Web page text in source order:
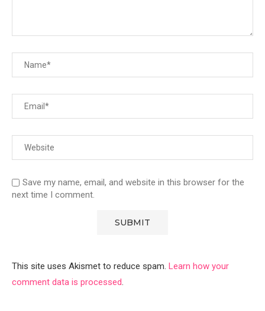
Save my name, email, and website in this browser for the
next time I comment.
This site uses Akismet to reduce spam. Learn how your
comment data is processed.